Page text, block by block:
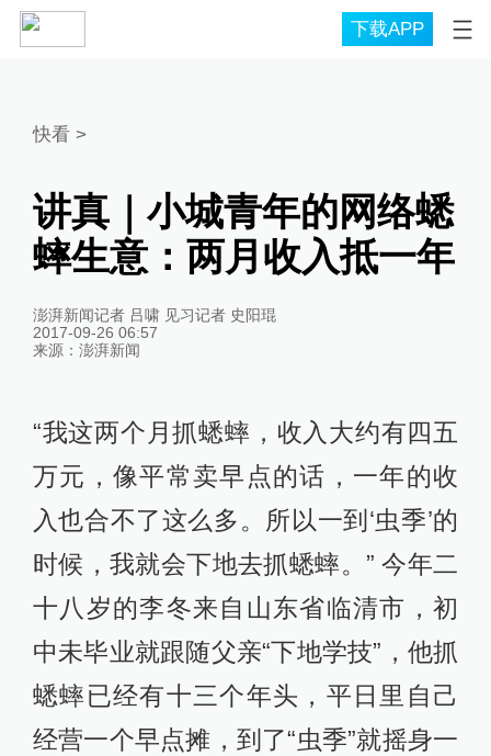
下载APP
快看>
讲真｜小城青年的网络蟋
蟀生意：两月收入抵一年
澎湃新闻记者 吕啸 见习记者 史阳琨
2017-09-26 06:57
来源： 澎湃新闻
“我这两个月抓蟋蟀，收入大约有四五
万元，像平常卖早点的话，一年的收
入也合不了这么多。所以一到‘虫季’的
时候，我就会下地去抓蟋蟀。” 今年二
十八岁的李冬来自山东省临清市，初
中未毕业就跟随父亲“下地学技”，他抓
蟋蟀已经有十三个年头，平日里自己
经营一个早点摊，到了“虫季”就摇身一